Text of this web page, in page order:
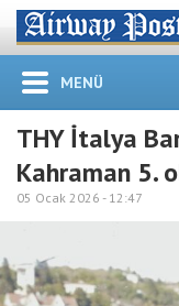
MENÜ
THY İtalya
Kahraman 5.
05 Ocak 2026 - 12:47